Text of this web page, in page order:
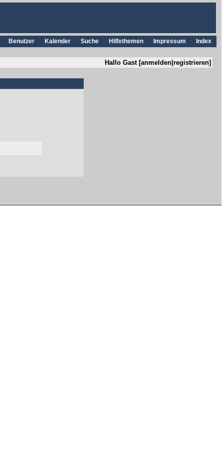
Index
Impressum
Hilfethemen
Suche
Kalender
Benutzer
Hallo Gast [anmelden |registrieren]